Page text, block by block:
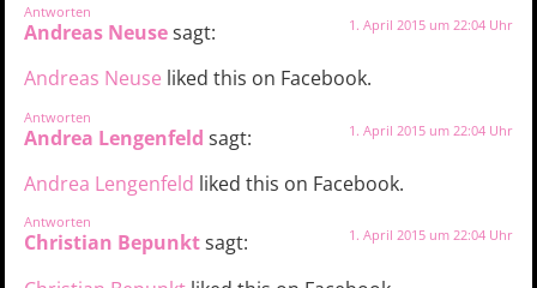
Antworten
Andreas Neusesagt: 1. April 2015 um 22:04 Uhr
Andreas Neuse liked this on Facebook.
Antworten
Andrea Lengenfeld sagt: 1. April 2015 um 22:04 Uhr
Andrea Lengenfeld liked this on Facebook.
Antworten
Christian Bepunktsagt: 1. April 2015 um 22:04 Uhr